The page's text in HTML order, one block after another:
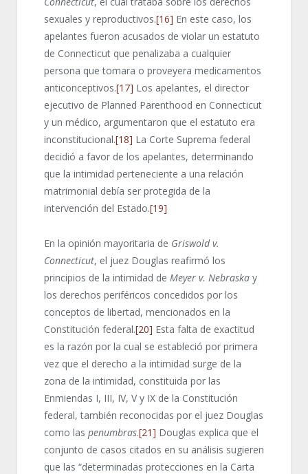
sexuales y reproductivos.[16] En este caso, los
apelantes fueron acusados de violar un estatuto
de Connecticut que penalizaba a cualquier
persona que tomara o proveyera medicamentos
anticonceptivos.[17] Los apelantes, el director
ejecutivo de Planned Parenthood en Connecticut
y un médico, argumentaron que el estatuto era
inconstitucional.[18] La Corte Suprema federal
decidió a favor de los apelantes, determinando
que la intimidad perteneciente a una relación
matrimonial debía ser protegida de la
intervención del Estado.[19]
En la opinión mayoritaria de Griswold v.
Connecticut, el juez Douglas reafirmó los
principios de la intimidad de Meyer v. Nebraskay
los derechos periféricos concedidos por los
conceptos de libertad, mencionados en la
Constitución federal.[20] Esta falta de exactitud
es la razón por la cual se estableció por primera
vez que el derecho a la intimidad surge de la
zona de la intimidad, constituida por las
Enmiendas I, III, IV, V y IX de la Constitución
federal, también reconocidas por el juez Douglas
como las penumbras.[21] Douglas explica que el
conjunto de casos citados en su análisis sugieren
que las “determinadas protecciones en la Carta